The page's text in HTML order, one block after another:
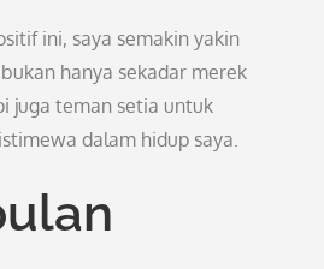
ini, saya semakin yakin
hanya sekadar merek
juga teman setia untuk
dalam hidup saya.